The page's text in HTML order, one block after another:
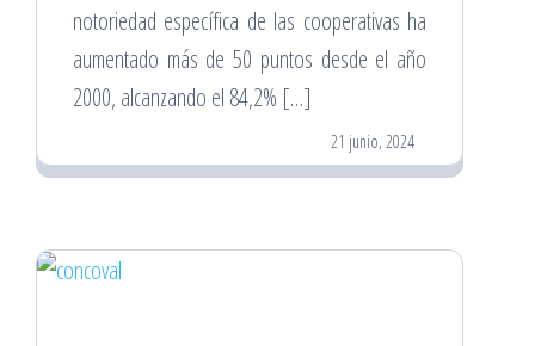
notoriedad específica de las cooperativas ha
aumentado más de 50 puntos desde el año
2000, alcanzando el 84,2% […]
21 junio, 2024